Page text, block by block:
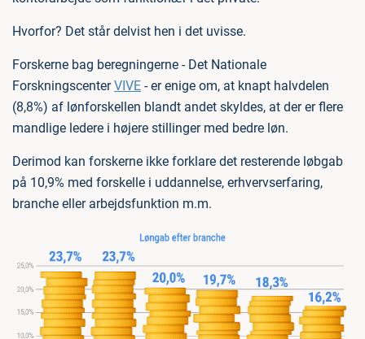
Hvorfor? Det står delvist hen i det uvisse.
Forskerne bag beregningerne - Det Nationale
ForskningscenterVIVE - er enige om, at knapt halvdelen
(8,8%) af lønforskellen blandt andet skyldes, at der er flere
mandlige ledere i højere stillinger med bedre løn.
Derimod kan forskerne ikke forklare det resterende løbgab
på 10,9% med forskelle i uddannelse, erhvervserfaring,
branche eller arbejdsfunktion m.m.